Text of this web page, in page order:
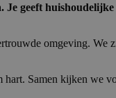
Je geeft
omgeving. We
hart. Samen kijken we